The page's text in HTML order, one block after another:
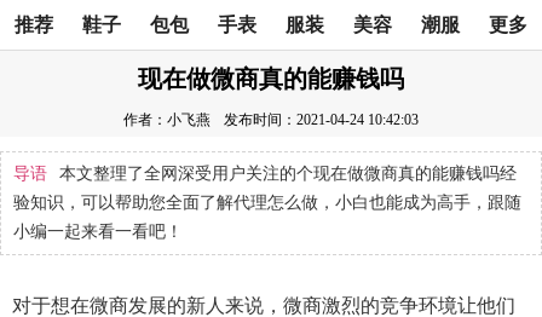
推荐 鞋子 包包 手表 服装 美容 潮服 更多
现在做微商真的能赚钱吗
作者：小飞燕 发布时间：2021-04-24 10:42:03
导语
本文整理了全网深受用户关注的个现在做微商真的能赚钱吗经
验知识，可以帮助您全面了解代理怎么做，小白也能成为高手，跟随
小编一起来看一看吧！
对于想在微商发展的新人来说，微商激烈的竞争环境让他们